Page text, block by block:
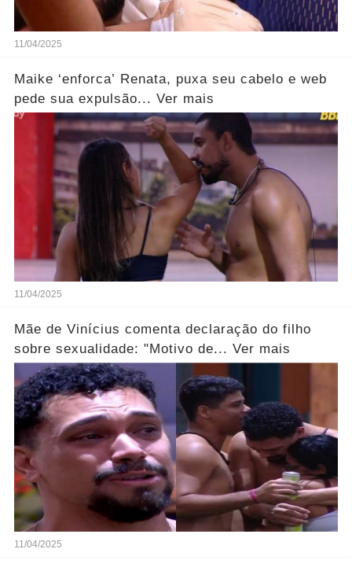
11/04/2025
Maike ‘enforca’ Renata, puxa seu cabelo e web
pede sua expulsão... Ver mais
11/04/2025
Mãe de Vinícius comenta declaração do filho
sobre sexualidade: "Motivo de... Ver mais
11/04/2025